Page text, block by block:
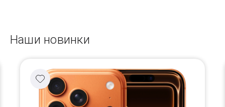
Наши новинки